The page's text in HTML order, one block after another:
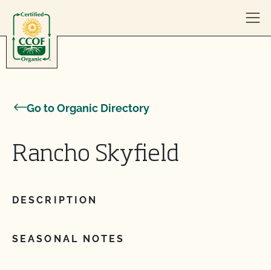
Go to Organic Directory
Rancho Skyfield
DESCRIPTION
SEASONAL NOTES